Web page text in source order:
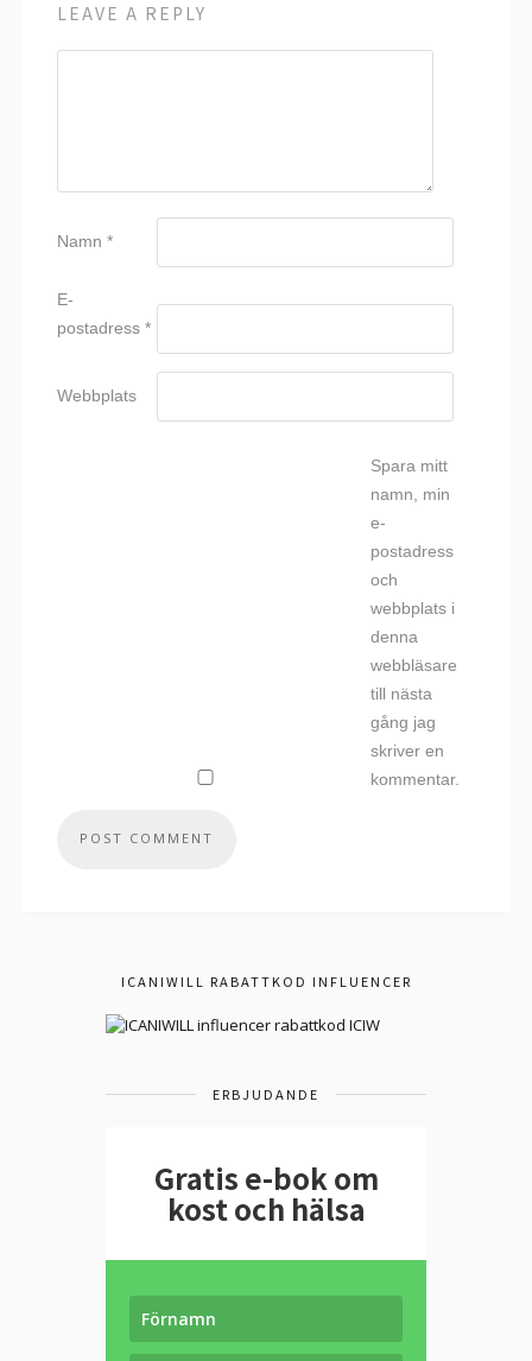
LEAVE A REPLY
Namn *
E-
postadress *
Webbplats
Spara mitt
namn, min
e-
postadress
och
webbplats i
denna
webbläsare
till nästa
gång jag
skriver en
kommentar.
ICANIWILL RABATTKOD INFLUENCER
ERBJUDANDE
Gratis e-bok om
kost och hälsa